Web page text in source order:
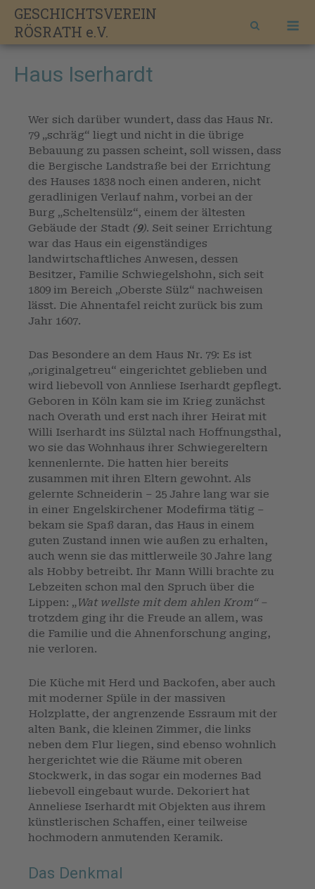
Skip
content
GESCHICHTSVEREIN
RÖSRATH e.V.
Haus Iserhardt
Wer sich darüber wundert, dass das Haus Nr.
79 „schräg“ liegt und nicht in die übrige
Bebauung zu passen scheint, soll wissen, dass
die Bergische Landstraße bei der Errichtung
des Hauses 1838 noch einen anderen, nicht
geradlinigen Verlauf nahm, vorbei an der
Burg „Scheltensülz“, einem der ältesten
Gebäude der Stadt (9). Seit seiner Errichtung
war das Haus ein eigenständiges
landwirtschaftliches Anwesen, dessen
Besitzer, Familie Schwiegelshohn, sich seit
1809 im Bereich „Oberste Sülz“ nachweisen
lässt. Die Ahnentafel reicht zurück bis zum
Jahr 1607.
Das Besondere an dem Haus Nr. 79: Es ist
„originalgetreu“ eingerichtet geblieben und
wird liebevoll von Annliese Iserhardt gepflegt.
Geboren in Köln kam sie im Krieg zunächst
nach Overath und erst nach ihrer Heirat mit
Willi Iserhardt ins Sülztal nach Hoffnungsthal,
wo sie das Wohnhaus ihrer Schwiegereltern
kennenlernte. Die hatten hier bereits
zusammen mit ihren Eltern gewohnt. Als
gelernte Schneiderin – 25 Jahre lang war sie
in einer Engelskirchener Modefirma tätig –
bekam sie Spaß daran, das Haus in einem
guten Zustand innen wie außen zu erhalten,
auch wenn sie das mittlerweile 30 Jahre lang
als Hobby betreibt. Ihr Mann Willi brachte zu
Lebzeiten schon mal den Spruch über die
Lippen: „Wat wellste mit dem ahlen Krom“ –
trotzdem ging ihr die Freude an allem, was
die Familie und die Ahnenforschung anging,
nie verloren.
Die Küche mit Herd und Backofen, aber auch
mit moderner Spüle in der massiven
Holzplatte, der angrenzende Essraum mit der
alten Bank, die kleinen Zimmer, die links
neben dem Flur liegen, sind ebenso wohnlich
hergerichtet wie die Räume mit oberen
Stockwerk, in das sogar ein modernes Bad
liebevoll eingebaut wurde. Dekoriert hat
Anneliese Iserhardt mit Objekten aus ihrem
künstlerischen Schaffen, einer teilweise
hochmodern anmutenden Keramik.
Das Denkmal